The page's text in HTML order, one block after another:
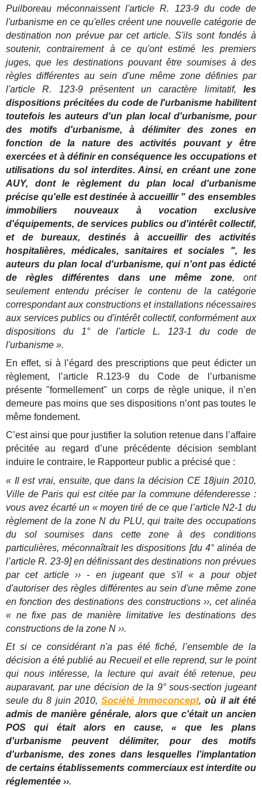
Puilboreau méconnaissent l'article R. 123-9 du code de
l'urbanisme en ce qu'elles créent une nouvelle catégorie de
destination non prévue par cet article. S'ils sont fondés à
soutenir, contrairement à ce qu'ont estimé les premiers
juges, que les destinations pouvant être soumises à des
règles différentes au sein d'une même zone définies par
l'article R. 123-9 présentent un caractère limitatif, les
dispositions précitées du code de l'urbanisme habilitent
toutefois les auteurs d'un plan local d'urbanisme, pour
des motifs d'urbanisme, à délimiter des zones en
fonction de la nature des activités pouvant y être
exercées et à définir en conséquence les occupations et
utilisations du sol interdites. Ainsi, en créant une zone
AUY, dont le règlement du plan local d'urbanisme
précise qu'elle est destinée à accueillir " des ensembles
immobiliers nouveaux à vocation exclusive
d'équipements, de services publics ou d'intérêt collectif,
et de bureaux, destinés à accueillir des activités
hospitalières, médicales, sanitaires et sociales ", les
auteurs du plan local d'urbanisme, qui n'ont pas édicté
de règles différentes dans une même zone, ont
seulement entendu préciser le contenu de la catégorie
correspondant aux constructions et installations nécessaires
aux services publics ou d'intérêt collectif, conformément aux
dispositions du 1° de l'article L. 123-1 du code de
l'urbanisme ».
En effet, si à l’égard des prescriptions que peut édicter un
règlement, l’article R.123-9 du Code de l’urbanisme
présente "formellement" un corps de règle unique, il n’en
demeure pas moins que ses dispositions n’ont pas toutes le
même fondement.
C’est ainsi que pour justifier la solution retenue dans l’affaire
précitée au regard d’une précédente décision semblant
induire le contraire, le Rapporteur public a précisé que :
« Il est vrai, ensuite, que dans la décision CE 18juin 2010,
Ville de Paris qui est citée par la commune défenderesse :
vous avez écarté un « moyen tiré de ce que l’article N2-1 du
règlement de la zone N du PLU, qui traite des occupations
du sol soumises dans cette zone à des conditions
particulières, méconnaîtrait les dispositions [du 4° alinéa de
l’article R. 23-9] en définissant des destinations non prévues
par cet article ›› - en jugeant que s'il « a pour objet
d'autoriser des règles différentes au sein d'une même zone
en fonction des destinations des constructions ››, cet alinéa
« ne fixe pas de manière limitative les destinations des
constructions de la zone N ››.
Et si ce considérant n'a pas été fiché, l’ensemble de la
décision a été publié au Recueil et elle reprend, sur le point
qui nous intéresse, la lecture qui avait été retenue, peu
auparavant, par une décision de la 9° sous-section jugeant
seule du 8 juin 2010, Société Immoconcept,où il ait été
admis de manière générale, alors que c'était un ancien
POS qui était alors en cause, « que les plans
d'urbanisme peuvent délimiter, pour des motifs
d'urbanisme, des zones dans lesquelles l’implantation
de certains établissements commerciaux est interdite ou
réglementée ››.